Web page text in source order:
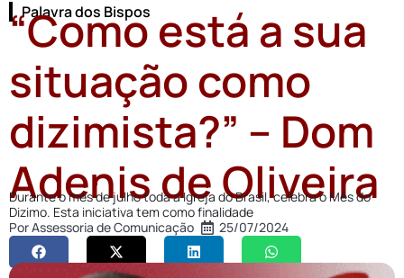
Palavra dos Bispos
“Como está a sua
situação como
dizimista?” – Dom
Adenis de Oliveira
Durante o mês de julho toda a Igreja do Brasil, celebra o Mês do
Dizimo. Esta iniciativa tem como finalidade
PorAssessoria de Comunicação 25/07/2024